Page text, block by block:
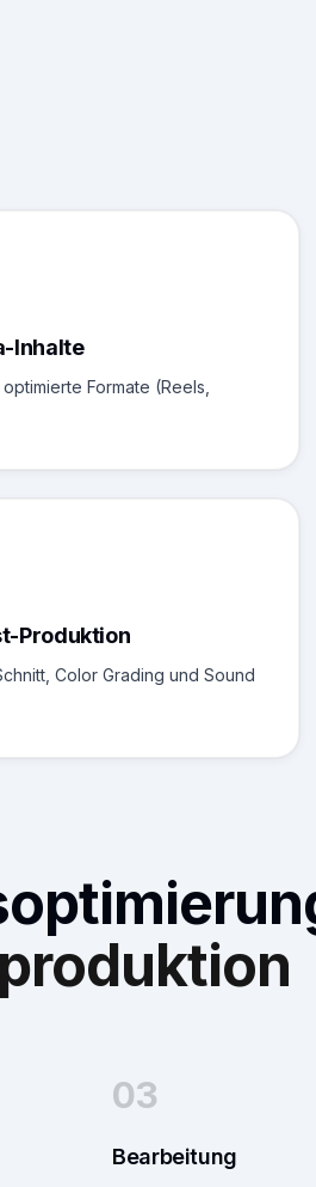
Inhalte
Formate (Reels,
Produktion
Color Grading und Sound
03
Bearbeitung